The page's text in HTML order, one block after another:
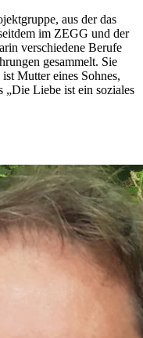
aus der das
im ZEGG und der
verschiedene Berufe
gesammelt. Sie
Mutter eines Sohnes,
„Die Liebe ist ein soziales